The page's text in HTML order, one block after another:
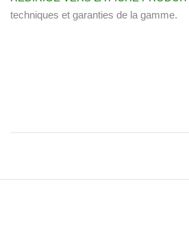
techniques et garanties de la gamme.